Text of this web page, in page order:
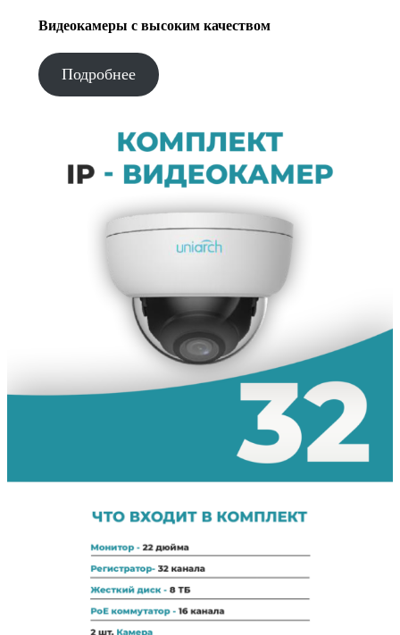
Видеокамеры с высоким качеством
Подробнее